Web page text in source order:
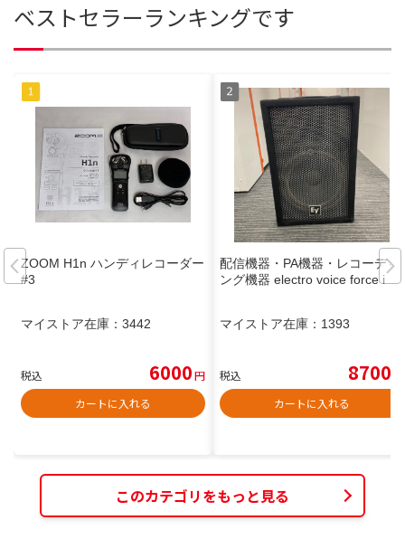
ベストセラーランキングです
ZOOM H1n ハンディレコーダー
#3
マイストア在庫： 3442
税込 6000円
カートに入れる
配信機器・PA機器・レコーディ
ング機器 electro voice force i
マイストア在庫： 1393
税込 8700
カートに入れる
このカテゴリをもっと見る